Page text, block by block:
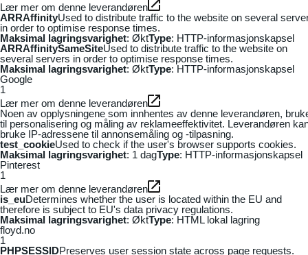
Lær mer om denne leverandøren
ARRAffinityUsed to distribute traffic to the website on several
in order to optimise response times.
Maksimal lagringsvarighet: ØktType: HTTP-informasjonskapsel
ARRAffinitySameSiteUsed to distribute traffic to the website on
several servers in order to optimise response times.
Maksimal lagringsvarighet: ØktType: HTTP-informasjonskapsel
Google
1
Lær mer om denne leverandøren
Noen av opplysningene som innhentes av denne leverandøren,
til personalisering og måling av reklameeffektivitet. Leverandøren
bruke IP-adressene til annonsemåling og -tilpasning.
test_cookieUsed to check if the user's browser supports cookies.
Maksimal lagringsvarighet: 1 dagType: HTTP-informasjonskapsel
Pinterest
1
Lær mer om denne leverandøren
is_euDetermines whether the user is located within the EU and
therefore is subject to EU's data privacy regulations.
Maksimal lagringsvarighet: ØktType: HTML lokal lagring
floyd.no
1
PHPSESSIDPreserves user session state across page requests.